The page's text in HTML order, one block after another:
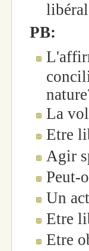
PB:
La
Etre
Agir
Peut-
Un
Etre
Etre